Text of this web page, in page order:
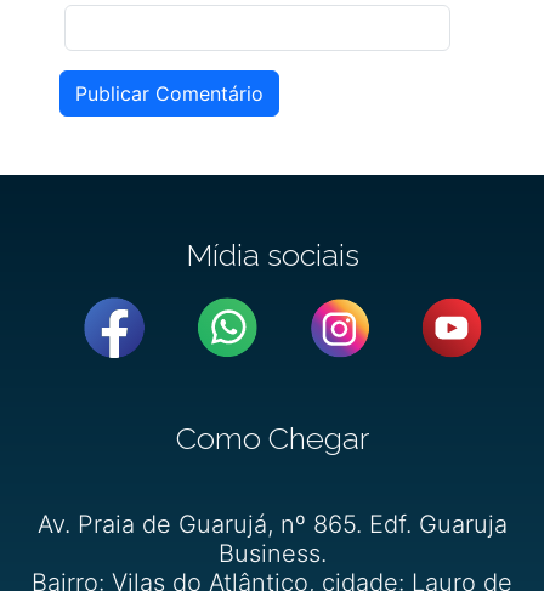
Publicar Comentário
Mídia sociais
Como Chegar
Av. Praia de Guarujá, nº 865. Edf. Guaruja
Business.
Bairro: Vilas do Atlântico, cidade: Lauro de